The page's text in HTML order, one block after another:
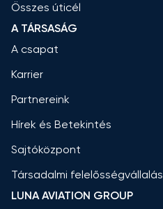
Összes úticél
A TÁRSASÁG
A csapat
Karrier
Partnereink
Hírek és Betekintés
Sajtóközpont
Társadalmi felelősségvállalás
LUNA AVIATION GROUP